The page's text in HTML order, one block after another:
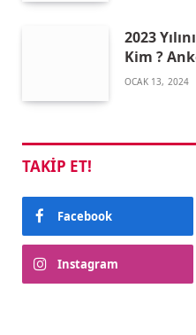
2023
Kim ?
OCAK 13, 2024
TAKIP ET!
Facebook
Instagram